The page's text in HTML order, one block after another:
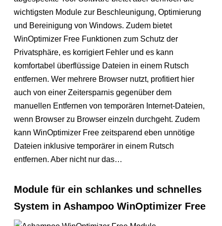
wichtigsten Module zur Beschleunigung, Optimierung
und Bereinigung von Windows. Zudem bietet
WinOptimizer Free Funktionen zum Schutz der
Privatsphäre, es korrigiert Fehler und es kann
komfortabel überflüssige Dateien in einem Rutsch
entfernen. Wer mehrere Browser nutzt, profitiert hier
auch von einer Zeitersparnis gegenüber dem
manuellen Entfernen von temporären Internet-Dateien,
wenn Browser zu Browser einzeln durchgeht. Zudem
kann WinOptimizer Free zeitsparend eben unnötige
Dateien inklusive temporärer in einem Rutsch
entfernen. Aber nicht nur das…
Module für ein schlankes und schnelles
System in Ashampoo WinOptimizer Free